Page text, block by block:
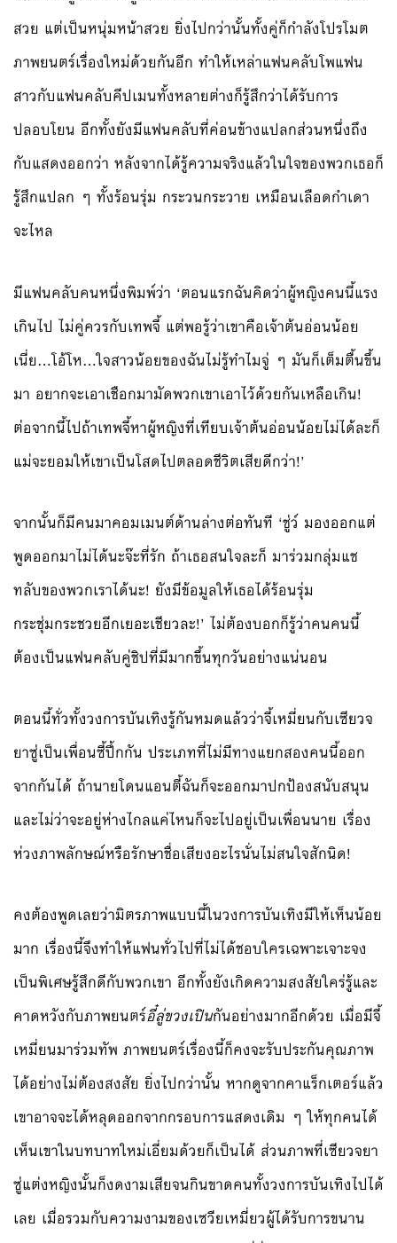
สวย แต่เป็นหนุ่มหน้าสวย ยิ่งไปกว่านั้นทั้งคู่ก็กำลังโปรโมต
ภาพยนตร์เรื่องใหม่ด้วยกันอีก ทำให้เหล่าแฟนคลับโพแฟน
สาวกับแฟนคลับคีปเมนทั้งหลายต่างก็รู้สึกว่าได้รับการ
ปลอบโยน อีกทั้งยังมีแฟนคลับที่ค่อนข้างแปลกส่วนหนึ่งถึง
กับแสดงออกว่า หลังจากได้รู้ความจริงแล้วในใจของพวกเธอก็
รู้สึกแปลก ๆ ทั้งร้อนรุ่ม กระวนกระวาย เหมือนเลือดกำเดา
จะไหล
มีแฟนคลับคนหนึ่งพิมพ์ว่า ‘ตอนแรกฉันคิดว่าผู้หญิงคนนี้แรง
เกินไป ไม่คู่ควรกับเทพจี้ แต่พอรู้ว่าเขาคือเจ้าต้นอ่อนน้อย
เนี่ย…โอ้โห…ใจสาวน้อยของฉันไม่รู้ทำไมจู่ ๆ มันก็เต็มตื้นขึ้น
มา อยากจะเอาเชือกมามัดพวกเขาเอาไว้ด้วยกันเหลือเกิน!
ต่อจากนี้ไปถ้าเทพจี้หาผู้หญิงที่เทียบเจ้าต้นอ่อนน้อยไม่ได้ละก็
แม่จะยอมให้เขาเป็นโสดไปตลอดชีวิตเสียดีกว่า!’
จากนั้นก็มีคนมาคอมเมนต์ด้านล่างต่อทันที ‘ชู่ว์ มองออกแต่
พูดออกมาไม่ได้นะจ๊ะที่รัก ถ้าเธอสนใจละก็ มาร่วมกลุ่มแช
ทลับของพวกเราได้นะ! ยังมีข้อมูลให้เธอได้ร้อนรุ่ม
กระชุ่มกระชวยอีกเยอะเชียวละ!’ ไม่ต้องบอกก็รู้ว่าคนคนนี้
ต้องเป็นแฟนคลับคู่ชิปที่มีมากขึ้นทุกวันอย่างแน่นอน
ตอนนี้ทั่วทั้งวงการบันเทิงรู้กันหมดแล้วว่าจี้เหมี่ยนกับเซียวจ
ยาซู่เป็นเพื่อนซี้ปึ้กกัน ประเภทที่ไม่มีทางแยกสองคนนี้ออก
จากกันได้ ถ้านายโดนแอนตี้ฉันก็จะออกมาปกป้องสนับสนุน
และไม่ว่าจะอยู่ห่างไกลแค่ไหนก็จะไปอยู่เป็นเพื่อนนาย เรื่อง
ห่วงภาพลักษณ์หรือรักษาชื่อเสียงอะไรนั่นไม่สนใจสักนิด!
คงต้องพูดเลยว่ามิตรภาพแบบนี้ในวงการบันเทิงมีให้เห็นน้อย
มาก เรื่องนี้จึงทำให้แฟนทั่วไปที่ไม่ได้ชอบใครเฉพาะเจาะจง
เป็นพิเศษรู้สึกดีกับพวกเขา อีกทั้งยังเกิดความสงสัยใคร่รู้และ
คาดหวังกับภาพยนตร์อี๋ลู่ขวงเปินกันอย่างมากอีกด้วย เมื่อมีจี้
เหมี่ยนมาร่วมทัพ ภาพยนตร์เรื่องนี้ก็คงจะรับประกันคุณภาพ
ได้อย่างไม่ต้องสงสัย ยิ่งไปกว่านั้น หากดูจากคาแร็กเตอร์แล้ว
เขาอาจจะได้หลุดออกจากกรอบการแสดงเดิม ๆ ให้ทุกคนได้
เห็นเขาในบทบาทใหม่เอี่ยมด้วยก็เป็นได้ ส่วนภาพที่เซียวจยา
ซู่แต่งหญิงนั้นก็งดงามเสียจนกินขาดคนทั้งวงการบันเทิงไปได้
เลย เมื่อรวมกับความงามของเซวียเหมี่ยวผู้ได้รับการขนาน